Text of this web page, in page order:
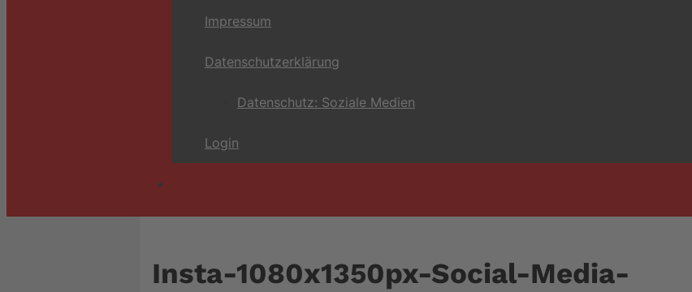
Impressum
Datenschutzerklärung
Datenschutz: Soziale Medien
Login
Insta-1080x1350px-Social-Media-